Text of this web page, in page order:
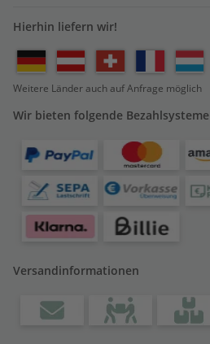
Hierhin liefern wir!
Weitere Länder auch auf Anfrage möglich
Wir bieten folgende Bezahlsysteme
Versandinformationen